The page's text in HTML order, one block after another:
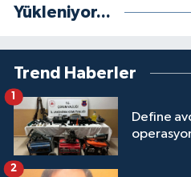
Yükleniyor...
Trend Haberler
Define
1
2